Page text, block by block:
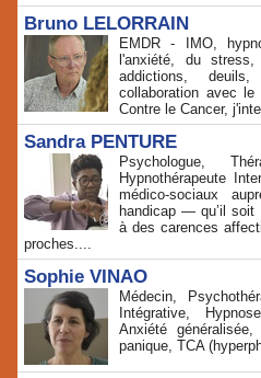
Bruno LELORRAIN
EMDR - IMO,
l'anxiété, du
addictions,
collaboration avec
Contre le Cancer,
Sandra PENTURE
Psychologue,
Hypnothérapeute
médico‑sociaux
handicap — qu’il
à des carences
proches....
Sophie VINAO
Médecin,
Intégrative,
Anxiété
panique, TCA